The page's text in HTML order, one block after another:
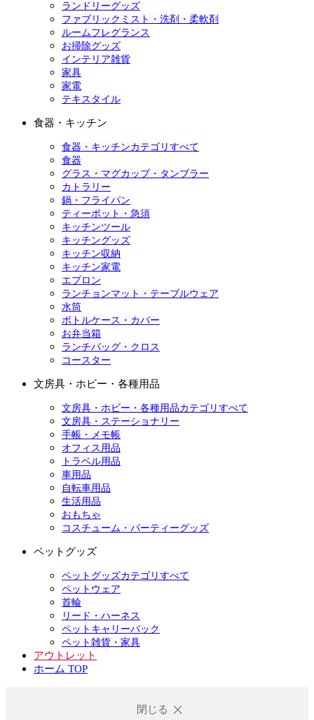
ランドリーグッズ
ファブリックミスト・洗剤・柔軟剤
ルームフレグランス
お掃除グッズ
インテリア雑貨
家具
家電
テキスタイル
食器・キッチン
食器・キッチンカテゴリすべて
食器
グラス・マグカップ・タンブラー
カトラリー
鍋・フライパン
ティーポット・急須
キッチンツール
キッチングッズ
キッチン収納
キッチン家電
エプロン
ランチョンマット・テーブルウェア
水筒
ボトルケース・カバー
お弁当箱
ランチバッグ・クロス
コースター
文房具・ホビー・各種用品
文房具・ホビー・各種用品カテゴリすべて
文房具・ステーショナリー
手帳・メモ帳
オフィス用品
トラベル用品
車用品
自転車用品
生活用品
おもちゃ
コスチューム・パーティーグッズ
ペットグッズ
ペットグッズカテゴリすべて
ペットウェア
首輪
リード・ハーネス
ペットキャリーバック
ペット雑貨・家具
アウトレット
ホーム TOP
閉じる